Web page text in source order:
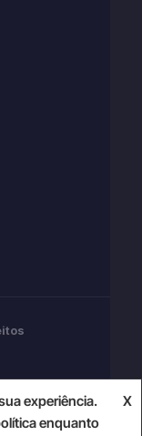
assessoria
experiência.
enquanto
X